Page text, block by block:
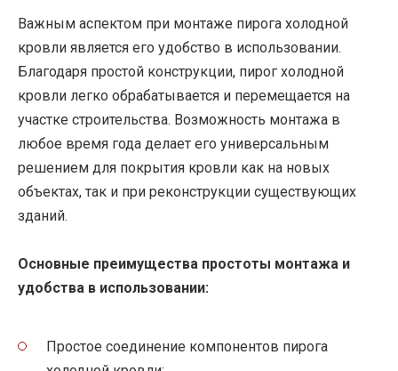
Важным аспектом при монтаже пирога холодной
кровли является его удобство в использовании.
Благодаря простой конструкции, пирог холодной
кровли легко обрабатывается и перемещается на
участке строительства. Возможность монтажа в
любое время года делает его универсальным
решением для покрытия кровли как на новых
объектах, так и при реконструкции существующих
зданий.
Основные преимущества простоты монтажа и
удобства в использовании:
Простое соединение компонентов пирога